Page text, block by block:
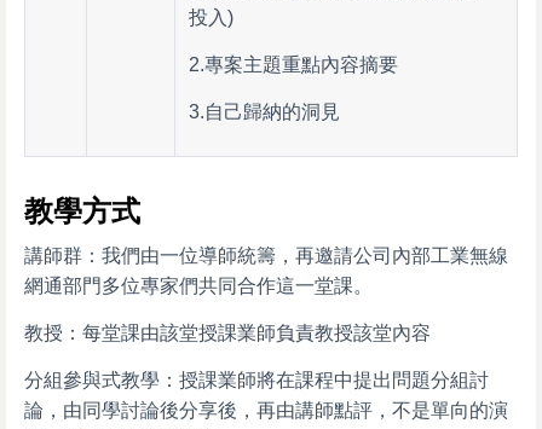
投入)
2.專案主題重點內容摘要
3.自己歸納的洞見
教學方式
講師群：我們由一位導師統籌，再邀請公司內部工業無線
網通部門多位專家們共同合作這一堂課。
教授：每堂課由該堂授課業師負責教授該堂內容
分組參與式教學：授課業師將在課程中提出問題分組討
論，由同學討論後分享後，再由講師點評，不是單向的演